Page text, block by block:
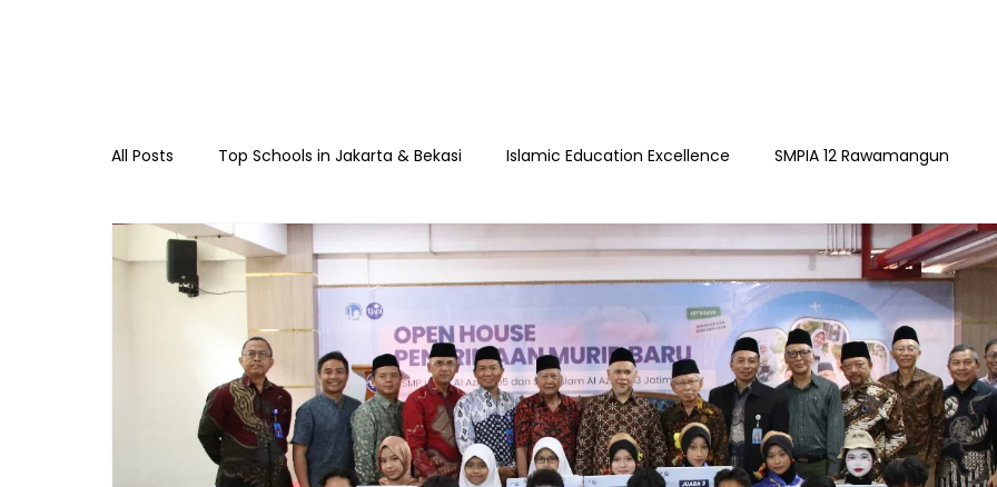
All Posts Top Schools in Jakarta & Bekasi Islamic Education Excellence SMPIA 12 Rawamangun
TKIA 13 Rawamangun SDIA 13 Rawamangun YAPI Playgroup Sakinah SMPIA 55
Raudhatul Athfal Sakinah SMAIA 33 Jatimakmur